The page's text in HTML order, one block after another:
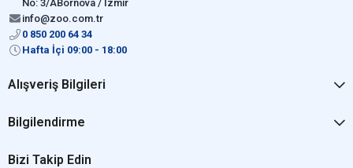
No: 3/ABornova / İzmir
info@zoo.com.tr
0 850 200 64 34
Hafta İçi 09:00 - 18:00
Alışveriş Bilgileri
Bilgilendirme
Bizi Takip Edin